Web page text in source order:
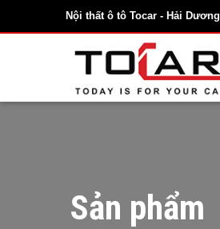
Nội thất ô tô Tocar - Hải Dương
Sản phẩm